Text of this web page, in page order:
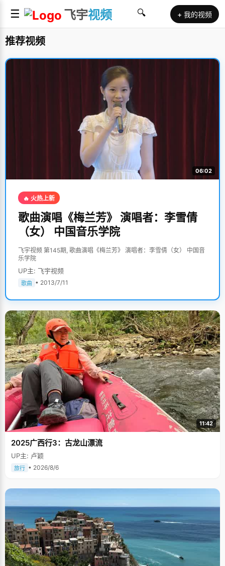
☰ 飞宇视频 🔍 + 我的视频
推荐视频
06:02
🔥 火热上新
歌曲演唱《梅兰芳》 演唱者：李雪倩
（女） 中国音乐学院
飞宇视频 第145期, 歌曲演唱《梅兰芳》 演唱者：李雪倩（女） 中国音
乐学院
UP主: 飞宇视频
歌曲 • 2013/7/11
11:42
2025广西行3：古龙山漂流
UP主: 卢颖
旅行 • 2026/8/6